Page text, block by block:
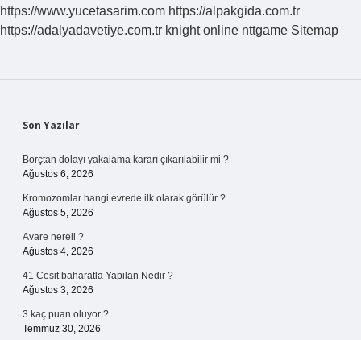
https://www.yucetasarim.com https://alpakgida.com.tr
https://adalyadavetiye.com.tr knight online nttgame Sitemap
Sidebar
Son Yazılar
Borçtan dolayı yakalama kararı çıkarılabilir mi ?
Ağustos 6, 2026
Kromozomlar hangi evrede ilk olarak görülür ?
Ağustos 5, 2026
Avare nereli ?
Ağustos 4, 2026
41 Cesit baharatla Yapilan Nedir ?
Ağustos 3, 2026
3 kaç puan oluyor ?
Temmuz 30, 2026